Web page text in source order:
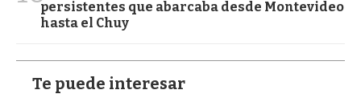
persistentes que abarcaba desde Montevideo
hasta el Chuy
Te puede interesar